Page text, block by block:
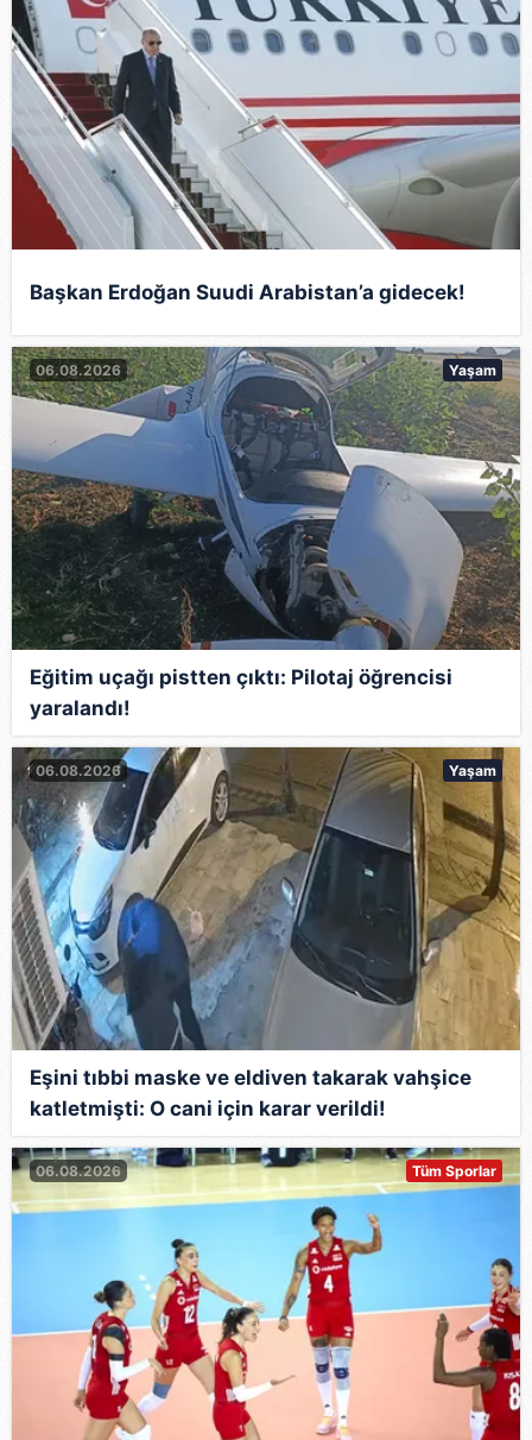
Başkan Erdoğan Suudi Arabistan’a gidecek!
06.08.2026 Yaşam
Eğitim uçağı pistten çıktı: Pilotaj öğrencisi
yaralandı!
06.08.2026 Yaşam
Eşini tıbbi maske ve eldiven takarak vahşice
katletmişti: O cani için karar verildi!
06.08.2026 Tüm Sporlar